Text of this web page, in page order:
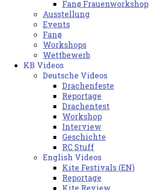
Fanø Frauenworkshop
Ausstellung
Events
Fanø
Workshops
Wettbewerb
KB Videos
Deutsche Videos
Drachenfeste
Reportage
Drachentest
Workshop
Interview
Geschichte
RC Stuff
English Videos
Kite Festivals (EN)
Reportage
Kite Review